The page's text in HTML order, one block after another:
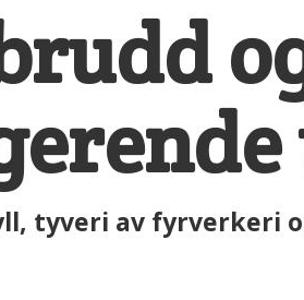
tyveri av fyrverkeri